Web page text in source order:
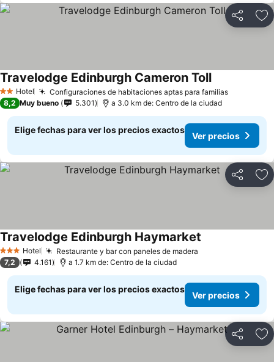
Compartir
2 Estrellas
Hotel Configuraciones de habitaciones aptas para familias
Travelodge Edinburgh Cameron Toll
8,2 Muy bueno 5.301 a 3.0 km de: Centro de la ciudad
Elige fechas para ver los precios exactos
Ver precios
Compartir
3 Estrellas
Hotel Restaurante y bar con paneles de madera
Travelodge Edinburgh Haymarket
7,2 4.161 a 1.7 km de: Centro de la ciudad
Elige fechas para ver los precios exactos
Ver precios
Compartir